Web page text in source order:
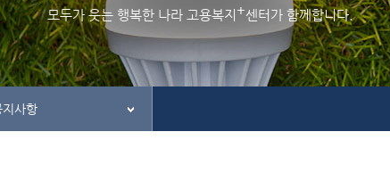
관련사이트 불친절 신고하기
모두가 웃는 행복한 나라 고용복지 +센터가 함께합니다.
지사항